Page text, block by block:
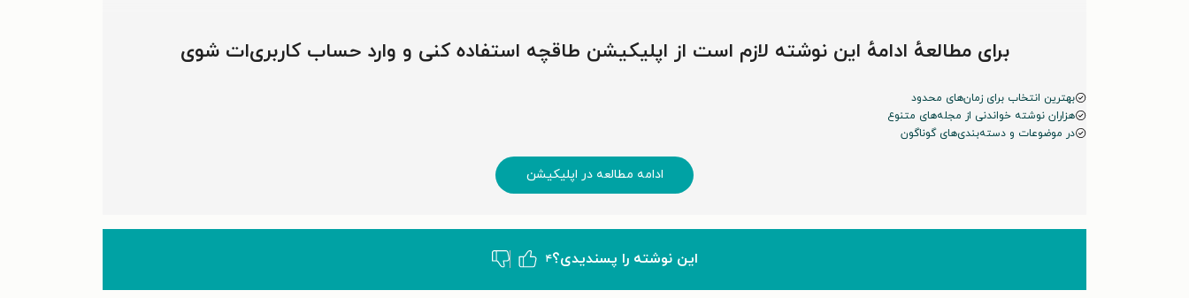
برای مطالعهٔ ادامهٔ این نوشته لازم است از اپلیکیشن طاقچه استفاده کنی و وارد حساب کاربری‌ات شوی
بهترین انتخاب برای زمان‌های محدود
هزاران نوشته خواندنی از مجله‌های متنوع
در موضوعات و دسته‌بندی‌های گوناگون
ادامه مطالعه در اپلیکیشن
این نوشته‌ را پسندیدی؟۴